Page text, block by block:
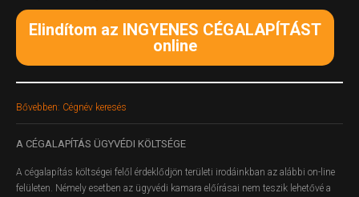
Elindítom az INGYENES CÉGALAPÍTÁST
online
Bővebben: Cégnév keresés
A CÉGALAPÍTÁS ÜGYVÉDI KÖLTSÉGE
A cégalapítás költségei felől érdeklődjön területi irodáinkban az alábbi on-line
felületen. Némely esetben az ügyvédi kamara előírásai nem teszik lehetővé a